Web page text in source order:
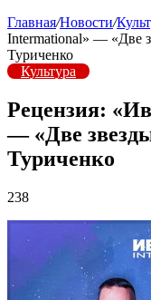
Главная/Новости/
Intermational» — «Две
Туриченко
Культура
Рецензия:
— «Две
Туриченко
238